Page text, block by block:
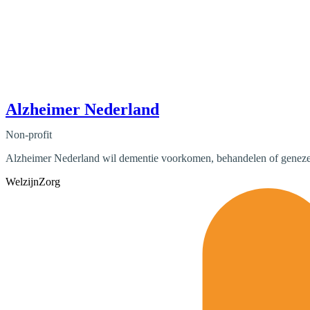
Alzheimer Nederland
Non-profit
Alzheimer Nederland wil dementie voorkomen, behandelen of
WelzijnZorg